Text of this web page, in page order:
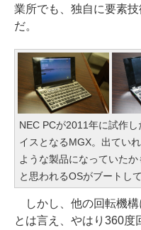
業所でも、独自に要素
だ。
NEC PCが2011年に試作
イスとなるMGX。出てい
ような製品になっていた
と思われるOSがブートし
しかし、他の回転機構
とは言え、やはり360度